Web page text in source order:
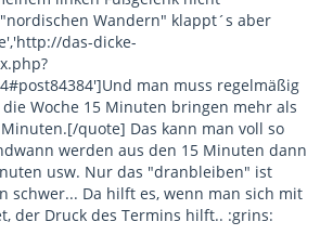
Wandern" klappt´s aber
das-dicke-
man muss regelmäßig
Woche 15 Minuten bringen mehr als
quote] Das kann man voll so
werden aus den 15 Minuten dann
usw. Nur das "dranbleiben" ist
schwer... Da hilft es, wenn man sich mit
der Druck des Termins hilft.. :grins: